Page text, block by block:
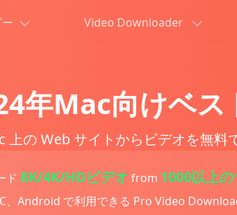
Video Downloader
年Mac向けベ
上の Web サイトからビデオを無料
ド 8K/4K/HDビデオ from 1000以上
、Android で利用できる Pro Video